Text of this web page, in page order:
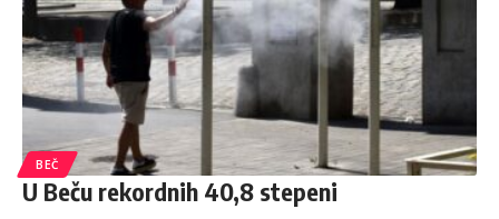
BEČ
U Beču rekordnih 40,8 stepeni